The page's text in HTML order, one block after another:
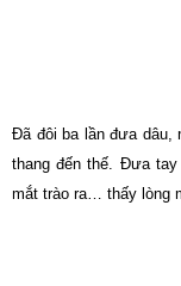
Đã đôi ba lần đưa dâu,
thang đến thế. Đưa
mắt trào ra… thấy lòng